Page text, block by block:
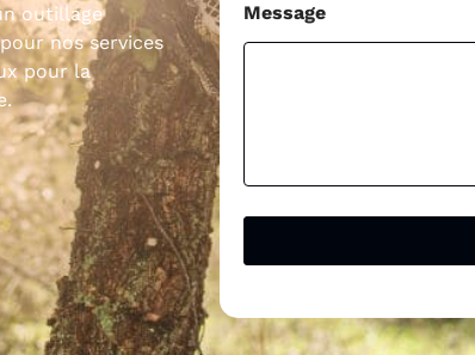
outillage
nos services
pour la
Message